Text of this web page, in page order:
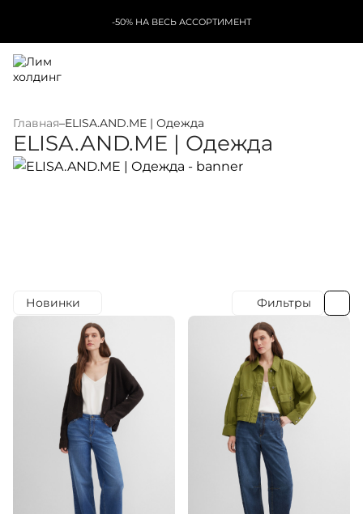
-50% НА ВЕСЬ АССОРТИМЕНТ
Главная–ELISA.AND.ME | Одежда
ELISA.AND.ME | Одежда
Новинки Фильтры